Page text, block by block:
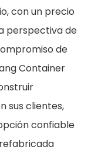
con un precio
perspectiva de
de
Container
sus clientes,
confiable